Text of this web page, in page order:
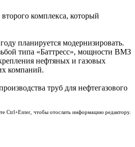
комплекса, который
планируется модернизировать.
типа «Баттресс», мощности ВМЗ
нефтяных и газовых
компаний.
труб для нефтегазового
Ctrl+Enter, чтобы отослать информацию редактору.